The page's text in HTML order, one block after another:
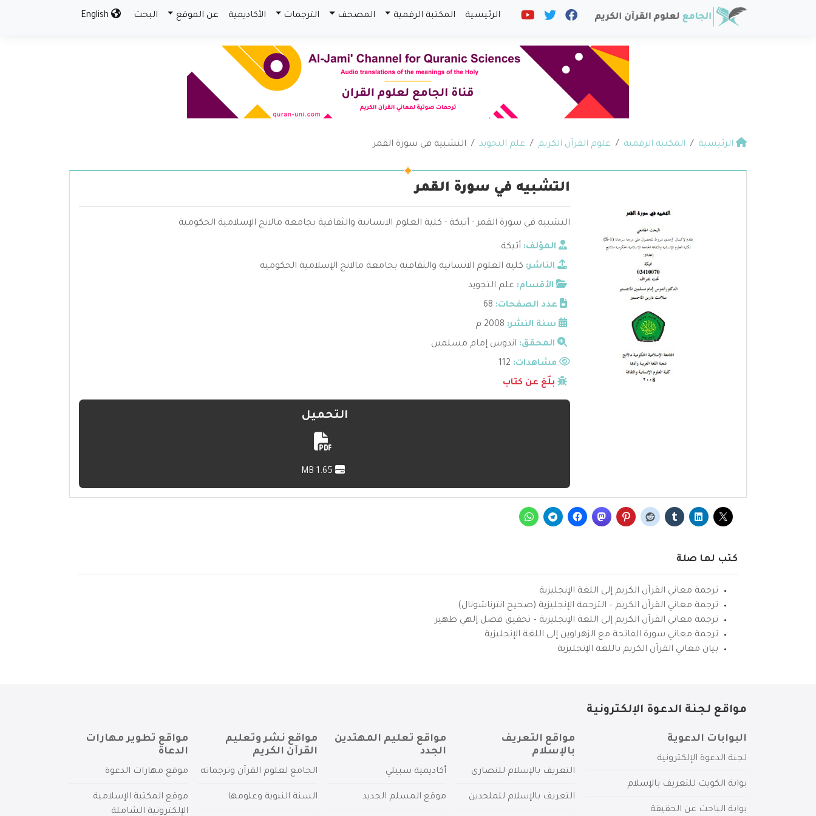
الرئيسية المكتبة الرقمية المصحف الترجمات الأكاديمية عن الموقع البحث
الرئيسية المكتبة الرقمية علوم القرآن الكريم علم التجويد التشبيه في سورة القمر
التشبيه في سورة القمر
التشبيه في سورة القمر - أتيكة - كلية العلوم الانسانية والثقافية بجامعة مالانج الإسلامية الحكومية
المؤلف: أتيكة
الناشر: كلية العلوم الانسانية والثقافية بجامعة مالانج الإسلامية الحكومية
الأقسام: علم التجويد
عدد الصفحات: 68
سنة النشر: 2008 م
المحقق: اندوس إمام مسلمين
مشاهدات:
بلّغ عن كتاب
التحميل
كتب لها صلة
ترجمة معاني القرآن الكريم إلى اللغة الإنجليزية
ترجمة معاني القرآن الكريم – الترجمة الإنجليزية (صحيح انترناشونال)
ترجمة معاني القرآن الكريم إلى اللغة الإنجليزية – تحقيق فضل إلهي ظهير
ترجمة معاني سورة الفاتحة مع الزهراوين إلى اللغة الإنجليزية
بيان معاني القرآن الكريم باللغة الإنجليزية
مواقع لجنة الدعوة الإلكترونية
البوابات الدعوية
لجنة الدعوة الإلكترونية
بوابة الكويت للتعريف بالإسلام
بوابة الباحث عن الحقيقة
مواقع التعريف
بالإسلام
التعريف بالإسلام للنصارى
التعريف بالإسلام للملحدين
مواقع تعليم المهتدين
الجدد
أكاديمية سبيلي
موقع المسلم الجديد
مواقع نشر وتعليم
القرآن الكريم
الجامع لعلوم القرآن وترجماته
السنة النبوية وعلومها
مواقع تطوير مهارات
الدعاة
موقع مهارات الدعوة
موقع المكتبة الإسلامية
الإلكترونية الشاملة